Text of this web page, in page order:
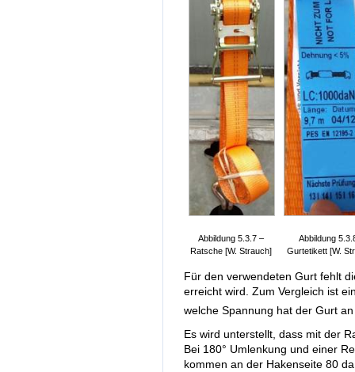
Abbildung 5.3.7 –
Ratsche [W. Strauch]
Abbildung
Gurtetikett [W.
Für den verwendeten Gurt fehlt
erreicht wird. Zum Vergleich ist
welche Spannung hat der Gurt
Es wird unterstellt, dass mit der
Bei 180° Umlenkung und einer
kommen an der Hakenseite 80